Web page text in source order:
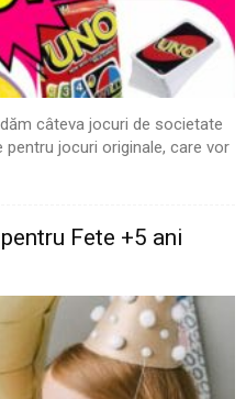
câteva jocuri de societate
jocuri originale, care vor
Fete +5 ani